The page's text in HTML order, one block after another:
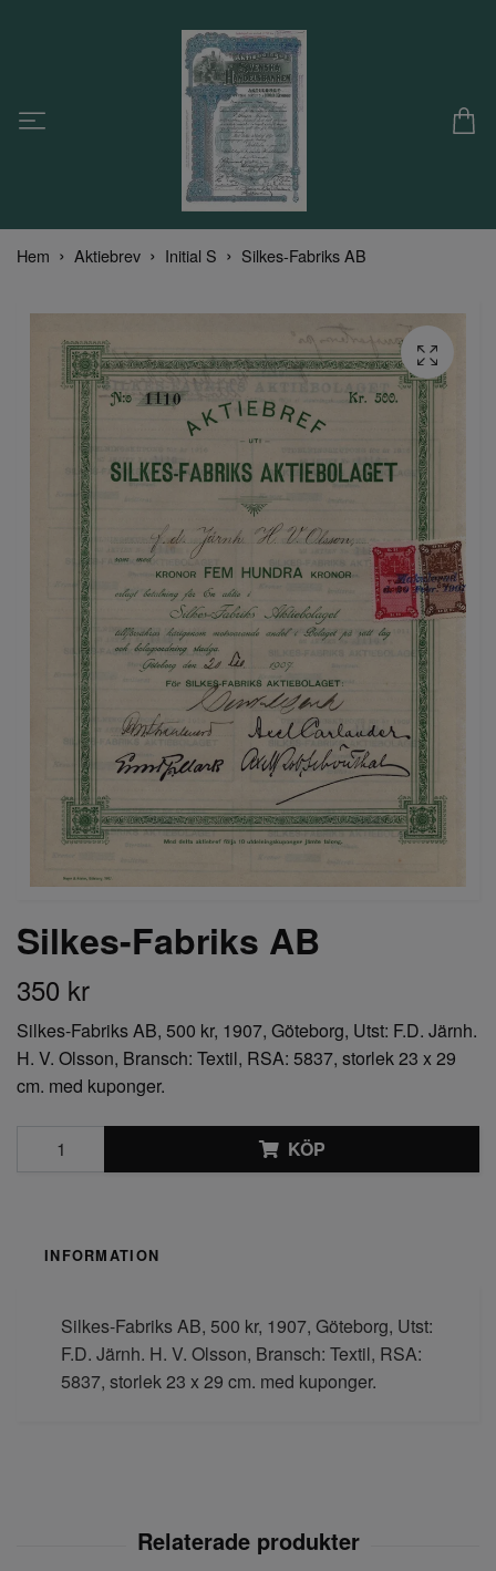
Hem Aktiebrev Initial S Silkes-Fabriks AB
Silkes-Fabriks AB
350 kr
Silkes-Fabriks AB, 500 kr, 1907, Göteborg, Utst: F.D. Järnh.
H. V. Olsson, Bransch: Textil, RSA: 5837, storlek 23 x 29
cm. med kuponger.
KÖP
INFORMATION
Silkes-Fabriks AB, 500 kr, 1907, Göteborg, Utst:
F.D. Järnh. H. V. Olsson, Bransch: Textil, RSA:
5837, storlek 23 x 29 cm. med kuponger.